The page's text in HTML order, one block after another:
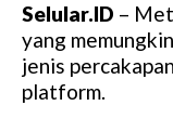
Selular.ID –
yang
jenis
platform.